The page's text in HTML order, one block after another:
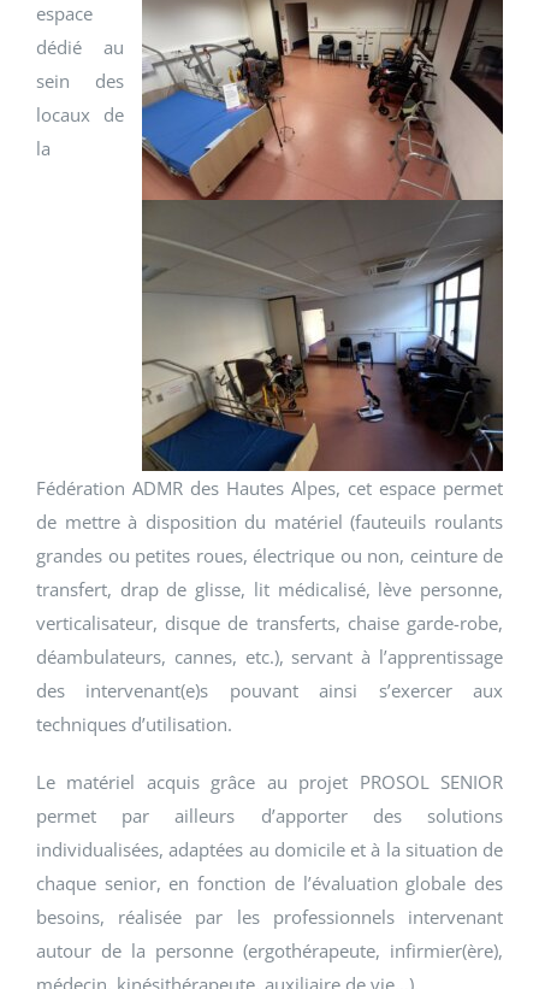
espace
dédié au
sein des
locaux de
la
Fédération ADMR des Hautes Alpes, cet espace permet
de mettre à disposition du matériel (fauteuils roulants
grandes ou petites roues, électrique ou non, ceinture de
transfert, drap de glisse, lit médicalisé, lève personne,
verticalisateur, disque de transferts, chaise garde-robe,
déambulateurs, cannes, etc.), servant à l’apprentissage
des intervenant(e)s pouvant ainsi s’exercer aux
techniques d’utilisation.
Le matériel acquis grâce au projet PROSOL SENIOR
permet par ailleurs d’apporter des solutions
individualisées, adaptées au domicile et à la situation de
chaque senior, en fonction de l’évaluation globale des
besoins, réalisée par les professionnels intervenant
autour de la personne (ergothérapeute, infirmier(ère),
médecin, kinésithérapeute, auxiliaire de vie…).